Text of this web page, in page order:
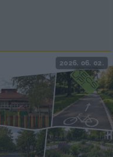
2026. 06. 02.